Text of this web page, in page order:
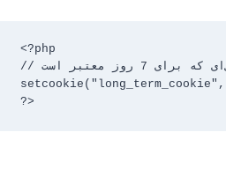
<?php
// کوکی‌ای که برای 7 روز معتبر است
?>